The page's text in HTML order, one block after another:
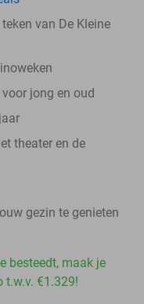
van De Kleine
jong en oud
theater en de
gezin te genieten
besteedt, maak je
t.w.v. €1.329!